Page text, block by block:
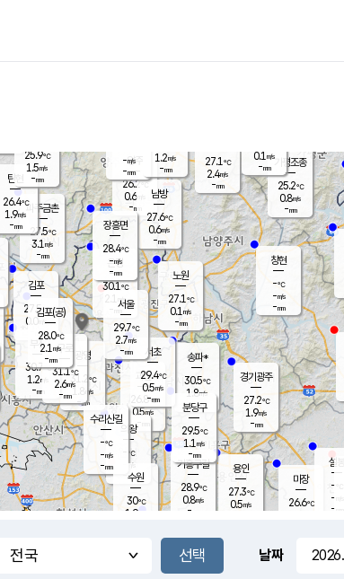
양주
26.2℃
0.6
-mm
과천
26.8℃
0.5m/s
- mm
-mm
용인
27.3℃
0.5m/s
경기광주
27.2℃
1.9m/s
-mm
파주금촌
27.5℃
3.1 m/s
-mm
가평조종
25.2℃
0.8m/s
-mm
27.1℃
2.4m/s
-mm
창현
-℃
-m/s
-mm
탄현
26.4℃
1.9m/s
-mm
0.1 m/s
-mm
마장
26.6℃
의왕
- ℃
m/s
mm
김포
27.5℃
0.0 m/s
mm
설봉
-
-m/s
- mm
광명
31.2 ℃
1.8 m/s
-mm
부천
30.7℃
1.2m/s
-mm
구로
31.1℃
2.6m/s
-mm
은평
30.1℃
2.1 m/s
- mm
노원
27.1℃
0.1 m/s
-mm
송파*
30.5℃
1.8m/s
-mm
서초
29.4℃
0.5m/s
-mm
남방
27.6℃
0.6m/s
-mm
기흥구갈
28.9℃
0.8m/s
-
수리산길
-℃
-m/s
-mm
분당구
29.5℃
1.1 m/s
-mm
장흥면
28.4℃
-m/s
-mm
-m/s
-mm
김포(공)
28.0℃
2.1 m/s
-mm
수원
30℃
1.9m/s
서울
29.7℃
2.7m/s
-mm
25.9℃
1.5m/s
-mm
1.2m/s
-mm
날짜